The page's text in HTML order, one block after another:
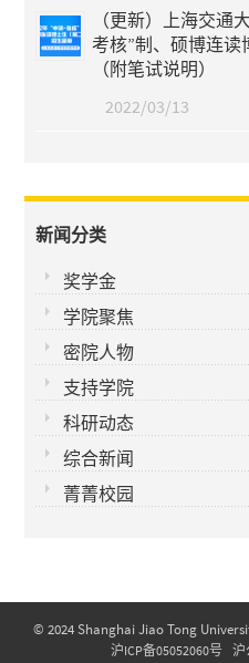
（更新）上海交通
考核”制、硕博连
（附笔试说明）
2022/03/13
新闻分类
奖学金
学院聚焦
密院人物
支持学院
科研动态
综合新闻
菁菁校园
© 2024 Shanghai Jiao Tong
沪ICP备05052060号 沪